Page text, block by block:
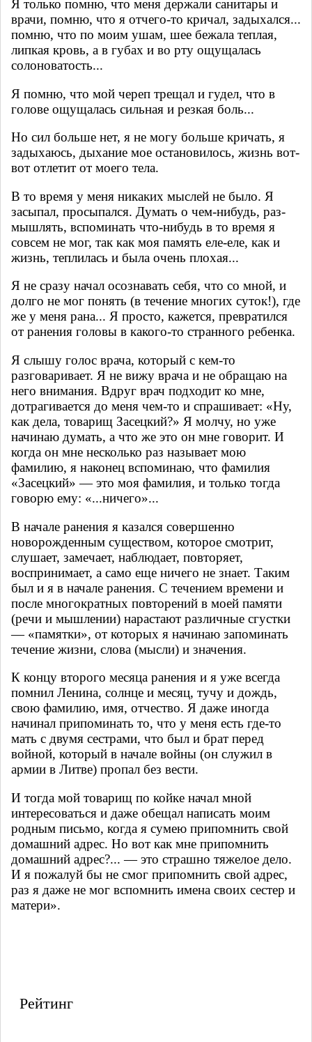
Я только помню, что меня держали санитары и
врачи, помню, что я отчего-то кричал, задыхался...
помню, что по моим ушам, шее бежала теплая,
липкая кровь, а в губах и во рту ощущалась
солоноватость...
Я помню, что мой череп трещал и гудел, что в
голове ощущалась сильная и резкая боль...
Но сил больше нет, я не могу больше кричать, я
задыхаюсь, дыхание мое остановилось, жизнь вот-
вот отлетит от моего тела.
В то время у меня никаких мыслей не было. Я
засыпал, просыпался. Думать о чем-нибудь, раз­
мышлять, вспоминать что-нибудь в то время я
совсем не мог, так как моя память еле-еле, как и
жизнь, теплилась и была очень плохая...
Я не сразу начал осознавать себя, что со мной, и
долго не мог понять (в течение многих суток!), где
же у меня рана... Я просто, кажется, превратился
от ранения головы в какого-то странного ребенка.
Я слышу голос врача, который с кем-то
разговаривает. Я не вижу врача и не обращаю на
него вни­мания. Вдруг врач подходит ко мне,
дотрагивается до меня чем-то и спрашивает: «Ну,
как дела, товарищ Засецкий?» Я молчу, но уже
начинаю думать, а что же это он мне говорит. И
когда он мне несколько раз называет мою
фамилию, я наконец вспоминаю, что фамилия
«Засецкий» — это моя фамилия, и только тогда
говорю ему: «...ничего»...
В начале ранения я казался совершенно
новорожденным существом, которое смотрит,
слушает, за­мечает, наблюдает, повторяет,
воспринимает, а само еще ничего не знает. Таким
был и я в начале ранения. С течением времени и
после многократных повторений в моей памяти
(речи и мышлении) нарастают различные сгустки
— «памятки», от которых я начинаю запоминать
течение жизни, слова (мысли) и значения.
К концу второго месяца ранения и я уже всегда
помнил Ленина, солнце и месяц, тучу и дождь,
свою фамилию, имя, отчество. Я даже иногда
начинал припоминать то, что у меня есть где-то
мать с двумя сестрами, что был и брат перед
войной, который в начале войны (он служил в
армии в Литве) пропал без вести.
И тогда мой товарищ по койке начал мной
интересоваться и даже обещал написать моим
родным письмо, когда я сумею припомнить свой
домашний адрес. Но вот как мне припомнить
домашний адрес?... — это страшно тяжелое дело.
И я пожалуй бы не смог припомнить свой адрес,
раз я даже не мог вспомнить имена своих сестер и
матери».
Рейтинг